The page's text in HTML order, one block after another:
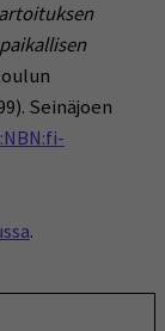
Seinäjoen
.